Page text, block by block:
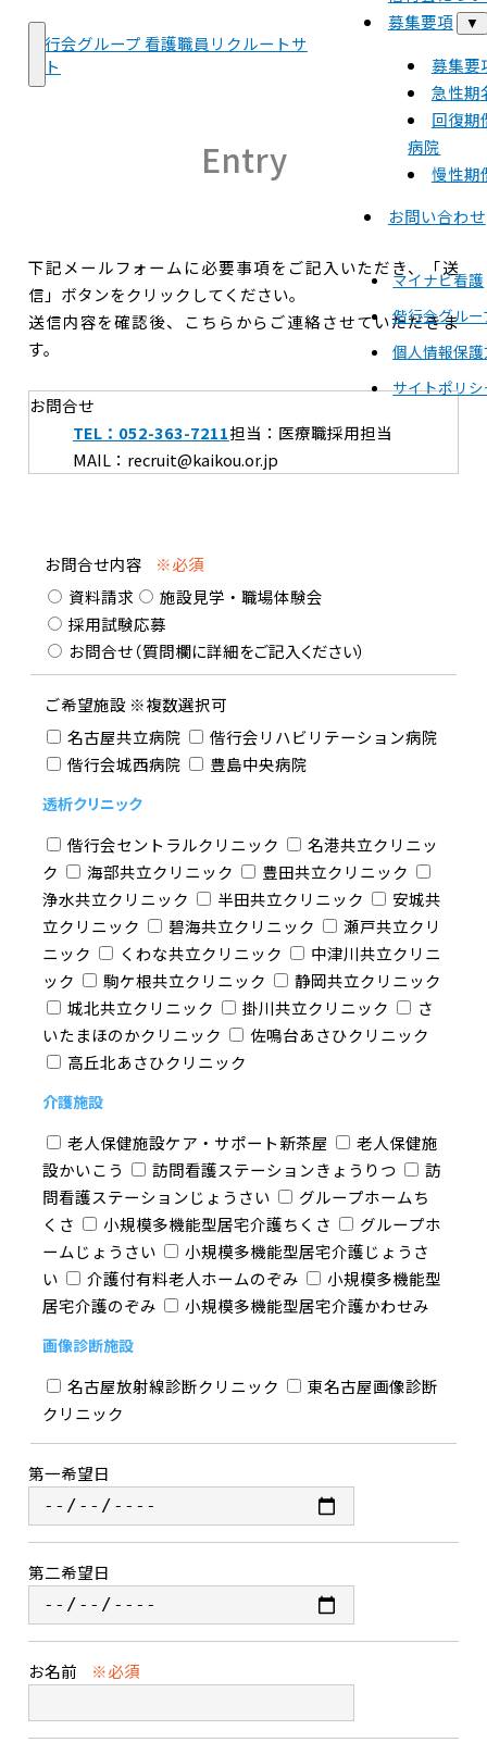
偕行会グループ 看護職員リクルートサ
イト
募集要項
▼
募集要
急性期
回復期
病院
慢性期
お問い合わせ
マイナビ看護
偕行会グル
個人情報保
サイトポリ
Entry
下記メールフォームに必要事項をご記入いただき、「送
信」ボタンをクリックしてください。
送信内容を確認後、こちらからご連絡させていただきま
す。
お問合せ
TEL：052-363-7211担当：医療職採用担当
MAIL：recruit@kaikou.or.jp
お問合せ内容
※必須
資料請求
施設見学・職場体験会
採用試験応募
お問合せ（質問欄に詳細をご記入ください）
ご希望施設 ※複数選択可
名古屋共立病院
偕行会リハビリテーション病院
偕行会城西病院
豊島中央病院
透析クリニック
偕行会セントラルクリニック
ク
海部共立クリニック
豊田共立クリニック
浄水共立クリニック
半田共立クリニック
立クリニック
碧海共立クリニック
ニック
くわな共立クリニック
ック
駒ケ根共立クリニック
静岡共立クリニック
城北共立クリニック
掛川共立クリニック
いたまほのかクリニック
佐鳴台あさひクリニック
高丘北あさひクリニック
介護施設
老人保健施設ケア・サポート新茶屋
設かいこう
訪問看護ステーションきょうりつ
問看護ステーションじょうさい
くさ
小規模多機能型居宅介護ちくさ
ームじょうさい
い
介護付有料老人ホームのぞみ
居宅介護のぞみ
小規模多機能型居宅介護かわせみ
画像診断施設
名古屋放射線診断クリニック
クリニック
第一希望日
第二希望日
お名前 ※必須